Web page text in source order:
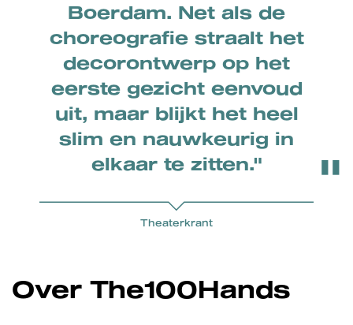
Boerdam. Net als de
choreografie straalt het
decorontwerp op het
eerste gezicht eenvoud
uit, maar blijkt het heel
slim en nauwkeurig in
elkaar te zitten."
Theaterkrant
Over The100Hands